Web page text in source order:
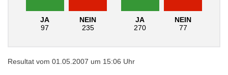
JA
97
NEIN
235
JA
270
NEIN
77
Resultat vom 01.05.2007 um 15:06 Uhr